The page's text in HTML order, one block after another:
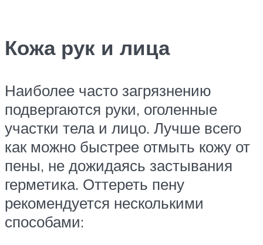
Кожа рук и лица
Наиболее часто загрязнению
подвергаются руки, оголенные
участки тела и лицо. Лучше всего
как можно быстрее отмыть кожу от
пены, не дожидаясь застывания
герметика. Оттереть пену
рекомендуется несколькими
способами: